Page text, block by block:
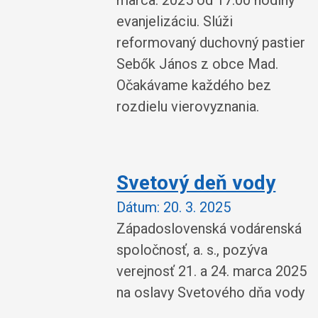
evanjelizáciu. Slúži
reformovaný duchovný pastier
Sebők János z obce Mad.
Očakávame každého bez
rozdielu vierovyznania.
Svetový deň vody
Dátum: 20. 3. 2025
Západoslovenská vodárenská
spoločnosť, a. s., pozýva
verejnosť 21. a 24. marca 2025
na oslavy Svetového dňa vody